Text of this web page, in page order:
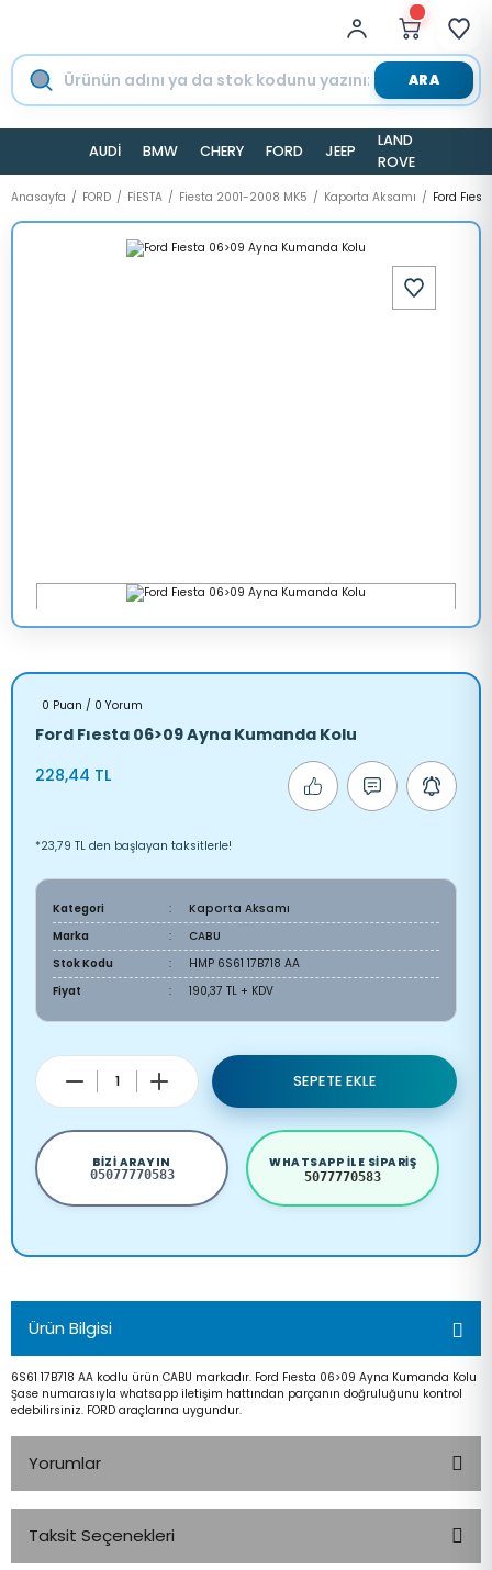
ARA
AUDİ BMW CHERY FORD JEEP
LAND
ROVER
Anasayfa FORD FİESTA Fiesta 2001-2008 MK5 Kaporta Aksamı Ford
0 Puan / 0 Yorum
Ford Fıesta 06>09 Ayna Kumanda Kolu
228,44 TL
*23,79 TL den başlayan taksitlerle!
Kategori
Kaporta Aksamı
Marka
CABU
Stok Kodu
HMP 6S61 17B718 AA
Fiyat
190,37 TL + KDV
SEPETE EKLE
BIZI ARAYIN
05077770583
WHATSAPP ILE SIPARIŞ
5077770583
Ürün Bilgisi
6S61 17B718 AA kodlu ürün CABU markadır. Ford Fıesta 06>09 Ayna Kumanda Kolu
Şase numarasıyla whatsapp iletişim hattından parçanın doğruluğunu kontrol
edebilirsiniz. FORD araçlarına uygundur.
Yorumlar
Taksit Seçenekleri